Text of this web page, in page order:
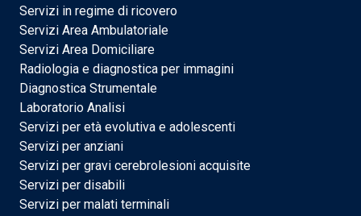
Servizi in regime di ricovero
Servizi Area Ambulatoriale
Servizi Area Domiciliare
Radiologia e diagnostica per immagini
Diagnostica Strumentale
Laboratorio Analisi
Servizi per età evolutiva e adolescenti
Servizi per anziani
Servizi per gravi cerebrolesioni acquisite
Servizi per disabili
Servizi per malati terminali